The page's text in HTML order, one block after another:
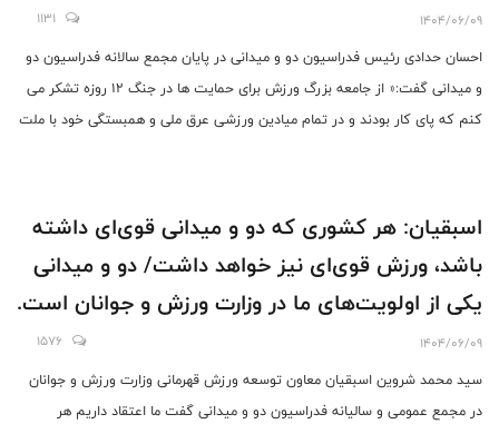
1404/06/09
1131
احسان حدادی رئیس فدراسیون دو و میدانی در پایان مجمع سالانه فدراسیون دو
و میدانی گفت:« از جامعه بزرگ ورزش برای حمایت ها در جنگ 12 روزه تشکر می
کنم که پای کار بودند و در تمام میادین ورزشی عرق ملی و همبستگی خود با ملت
همیشه پاینده بوده و خواهد بود و ما هم همه جانبه پای این خاک و پرچم و
کشورمان خواهیم بود.»
اسبقیان: هر کشوری که دو و میدانی قوی‌ای داشته
باشد، ورزش قوی‌ای نیز خواهد داشت/ دو و میدانی
یکی از اولویت‌های ما در وزارت ورزش و جوانان است.
1404/06/09
1576
سید محمد شروین اسبقیان معاون توسعه ورزش قهرمانی وزارت ورزش و جوانان
در مجمع عمومی و سالیانه فدراسیون دو و میدانی گفت ما اعتقاد داریم هر